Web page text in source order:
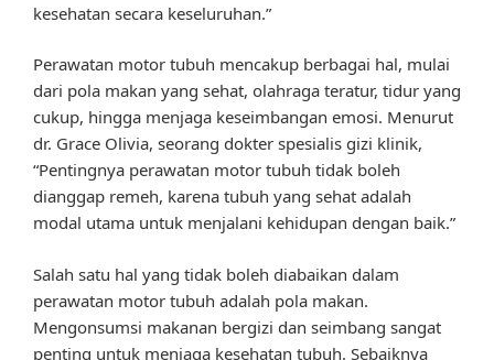
kesehatan secara keseluruhan.”
Perawatan motor tubuh mencakup berbagai hal, mulai
dari pola makan yang sehat, olahraga teratur, tidur yang
cukup, hingga menjaga keseimbangan emosi. Menurut
dr. Grace Olivia, seorang dokter spesialis gizi klinik,
“Pentingnya perawatan motor tubuh tidak boleh
dianggap remeh, karena tubuh yang sehat adalah
modal utama untuk menjalani kehidupan dengan baik.”
Salah satu hal yang tidak boleh diabaikan dalam
perawatan motor tubuh adalah pola makan.
Mengonsumsi makanan bergizi dan seimbang sangat
penting untuk menjaga kesehatan tubuh. Sebaiknya